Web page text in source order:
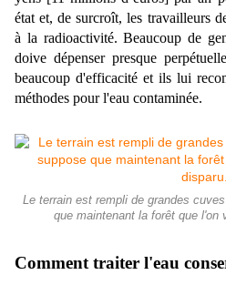
état et, de surcroît, les travailleurs
à la radioactivité. Beaucoup de
doive dépenser presque
beaucoup d'efficacité et ils lui
méthodes pour l'eau contaminée.
Le terrain est rempli de grandes
que maintenant la forêt que l'on
Comment traiter l'eau